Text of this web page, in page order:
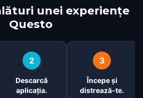
unei experiențe
Questo
2
Descarcă
aplicația.
3
Începe și
distrează-te.